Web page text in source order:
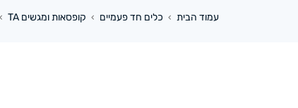
עמוד הבית › כלים חד פעמיים › קופסאות ומגשים TA ›